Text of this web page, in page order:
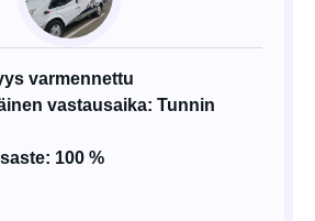
varmennettu
vastausaika: Tunnin
100 %